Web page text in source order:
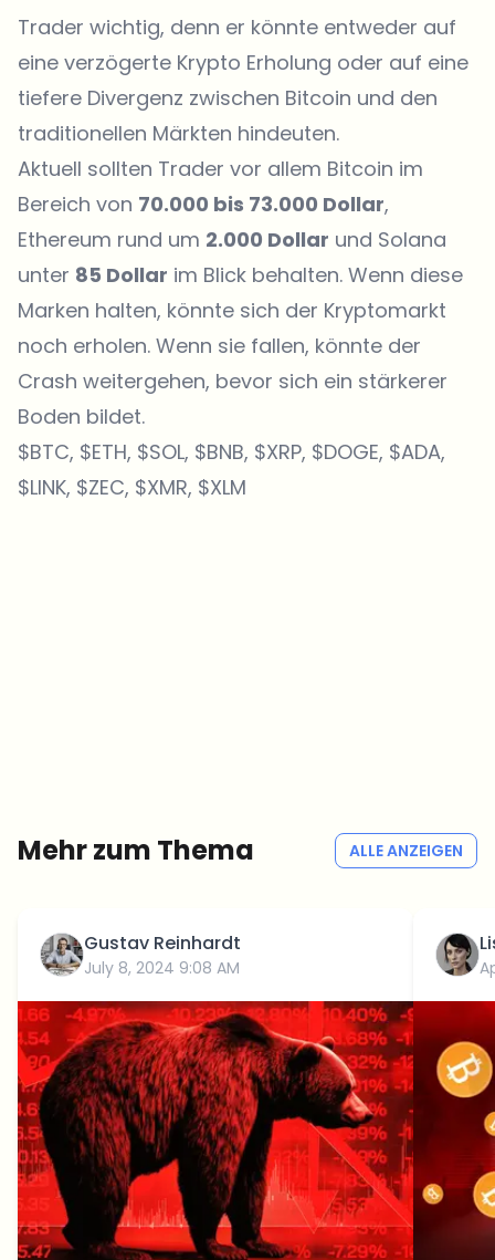
Trader wichtig, denn er könnte entweder auf
eine verzögerte Krypto Erholung oder auf eine
tiefere Divergenz zwischen Bitcoin und den
traditionellen Märkten hindeuten.
Aktuell sollten Trader vor allem Bitcoin im
Bereich von 70.000 bis 73.000 Dollar,
Ethereum rund um 2.000 Dollar und Solana
unter 85 Dollar im Blick behalten. Wenn diese
Marken halten, könnte sich der Kryptomarkt
noch erholen. Wenn sie fallen, könnte der
Crash weitergehen, bevor sich ein stärkerer
Boden bildet.
$BTC, $ETH, $SOL, $BNB, $XRP, $DOGE, $ADA,
$LINK, $ZEC, $XMR, $XLM
Mehr zum Thema ALLE ANZEIGEN
Gustav Reinhardt
July 8, 2024 9:08 AM